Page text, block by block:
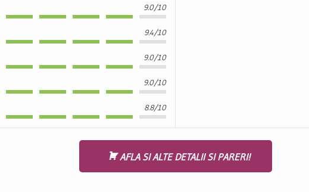
9.0/10
9.4/10
9.0/10
9.0/10
8.8/10
AFLA SI ALTE DETALII SI PARERI!